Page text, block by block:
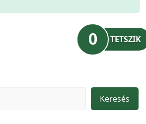
0 TETSZIK
Keresés